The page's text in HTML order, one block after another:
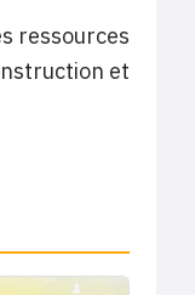
ressources
et